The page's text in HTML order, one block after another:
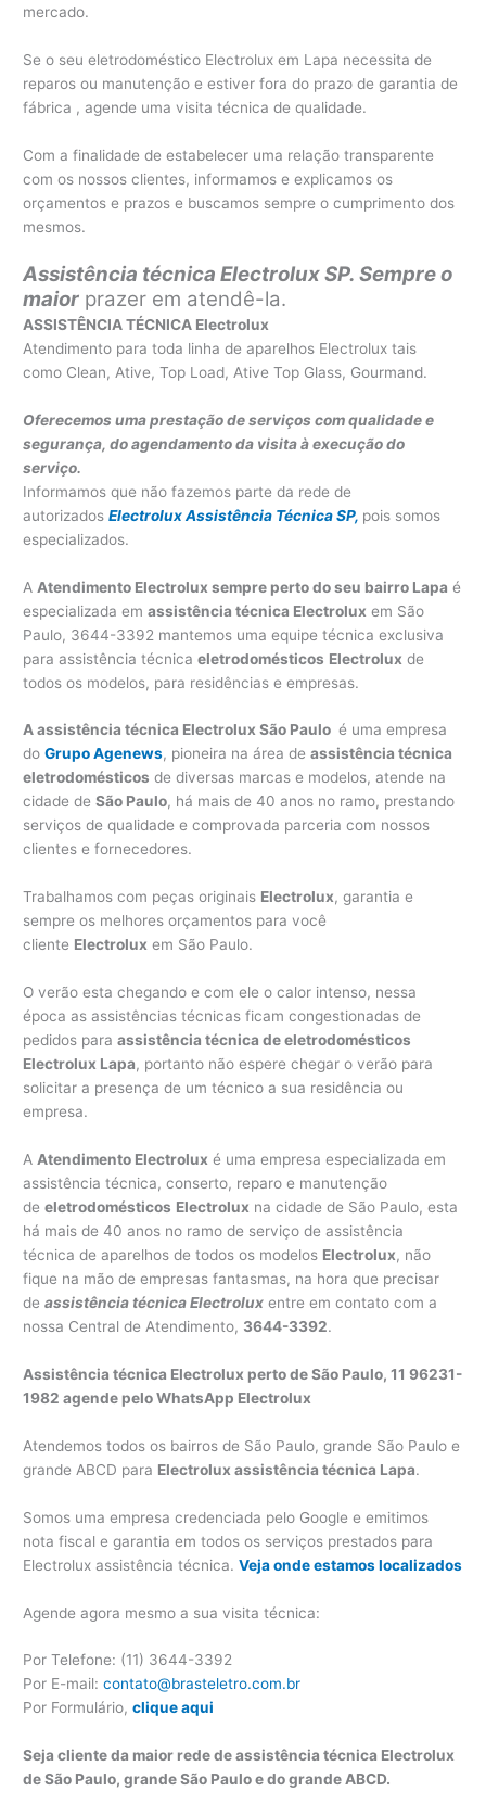
mercado.
Se o seu eletrodoméstico Electrolux em Lapa necessita de
reparos ou manutenção e estiver fora do prazo de garantia de
fábrica , agende uma visita técnica de qualidade.
Com a finalidade de estabelecer uma relação transparente
com os nossos clientes, informamos e explicamos os
orçamentos e prazos e buscamos sempre o cumprimento dos
mesmos.
Assistência técnica Electrolux SP. Sempre o
maior prazer em atendê-la.
ASSISTÊNCIA TÉCNICA Electrolux
Atendimento para toda linha de aparelhos Electrolux tais
como Clean, Ative, Top Load, Ative Top Glass, Gourmand.
Oferecemos uma prestação de serviços com qualidade e
segurança, do agendamento da visita à execução do
serviço.
Informamos que não fazemos parte da rede de
autorizadosElectrolux Assistência Técnica SP, pois somos
especializados.
A Atendimento Electrolux sempre perto do seu bairro Lapa é
especializada emassistência técnica Electrolux em São
Paulo, 3644-3392 mantemos uma equipe técnica exclusiva
para assistência técnicaeletrodomésticos Electrolux de
todos os modelos, para residências e empresas.
A assistência técnica Electrolux São Paulo é uma empresa
doGrupo Agenews, pioneira na área deassistência técnica
eletrodomésticos de diversas marcas e modelos, atende na
cidade deSão Paulo, há mais de 40 anos no ramo, prestando
serviços de qualidade e comprovada parceria com nossos
clientes e fornecedores.
Trabalhamos com peças originais Electrolux, garantia e
sempre os melhores orçamentos para você
cliente Electrolux em São Paulo.
O verão esta chegando e com ele o calor intenso, nessa
época as assistências técnicas ficam congestionadas de
pedidos paraassistência técnica de eletrodomésticos
Electrolux Lapa, portanto não espere chegar o verão para
solicitar a presença de um técnico a sua residência ou
empresa.
A Atendimento Electrolux é uma empresa especializada em
assistência técnica, conserto, reparo e manutenção
deeletrodomésticos Electrolux na cidade de São Paulo, esta
há mais de 40 anos no ramo de serviço de assistência
técnica de aparelhos de todos os modelos Electrolux, não
fique na mão de empresas fantasmas, na hora que precisar
deassistência técnica Electrolux entre em contato com a
nossa Central de Atendimento, 3644-3392.
Assistência técnica Electrolux perto de São Paulo, 11 96231-
1982 agende pelo WhatsApp Electrolux
Atendemos todos os bairros de São Paulo, grande São Paulo e
grande ABCD para Electrolux assistência técnica Lapa.
Somos uma empresa credenciada pelo Google e emitimos
nota fiscal e garantia em todos os serviços prestados para
Electrolux assistência técnica.Veja onde estamos localizados
Agende agora mesmo a sua visita técnica:
Por Telefone: (11) 3644-3392
Por E-mail:contato@brasteletro.com.br
Por Formulário,clique aqui
Seja cliente da maior rede de assistência técnica Electrolux
de São Paulo, grande São Paulo e do grande ABCD.